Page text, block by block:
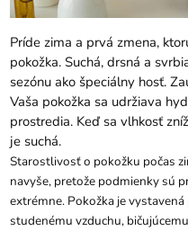
Príde zima a prvá zmena,
pokožka. Suchá, drsná a
sezónu ako špeciálny hosť.
Vaša pokožka sa udržiava
prostredia. Keď sa vlhkosť
je suchá.
Starostlivosť o pokožku počas
navyše, pretože podmienky sú
extrémne. Pokožka je
studenému vzduchu,